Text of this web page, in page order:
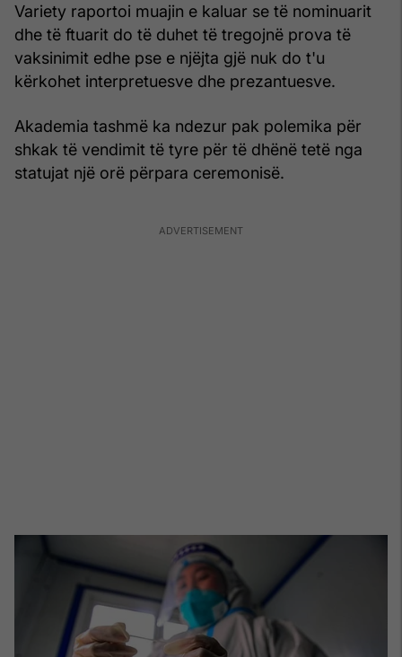
Variety raportoi muajin e kaluar se të nominuarit
dhe të ftuarit do të duhet të tregojnë prova të
vaksinimit edhe pse e njëjta gjë nuk do t'u
kërkohet interpretuesve dhe prezantuesve.
Akademia tashmë ka ndezur pak polemika për
shkak të vendimit të tyre për të dhënë tetë nga
statujat një orë përpara ceremonisë.